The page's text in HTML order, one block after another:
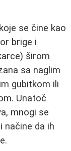
se čine kao
brige i
širom
sa naglim
gubitkom ili
Unatoč
mnogi se
načine da ih